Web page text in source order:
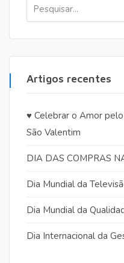
Pesquisar
por:
Artigos recentes
♥️ Celebrar o Amor
São Valentim
DIA DAS COMPRAS
Dia Mundial da
Dia Mundial da
Dia Internacional da